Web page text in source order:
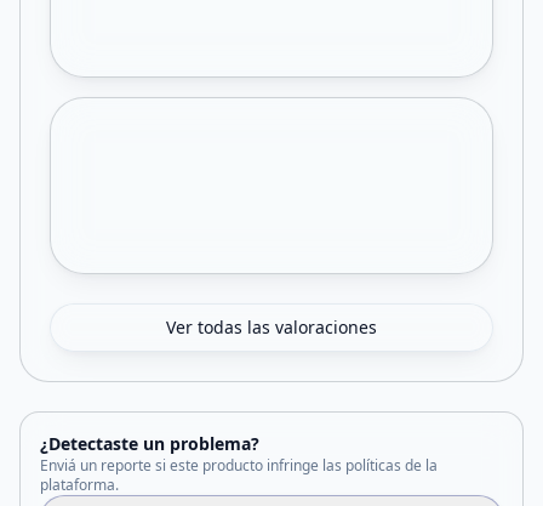
Ver todas las valoraciones
¿Detectaste un problema?
Enviá un reporte si este producto infringe las políticas de la
plataforma.